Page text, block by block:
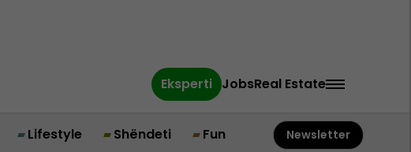
Eksperti JobsReal Estate
Lifestyle Shëndeti Fun Newsletter